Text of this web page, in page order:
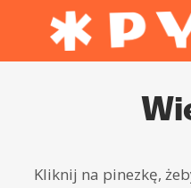
Kliknij na pinezkę,